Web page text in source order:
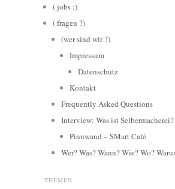
( jobs :)
( fragen ?)
(wer sind wir ?)
Impressum
Datenschutz
Kontakt
Frequently Asked Questions
Interview: Was ist Selbermacherei?
Pinnwand – SMart Café
Wer? Was? Wann? Wie? Wo?
THEMEN